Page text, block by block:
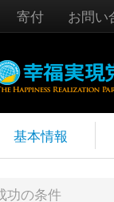
寄付 お問い
基本情報
功の条件